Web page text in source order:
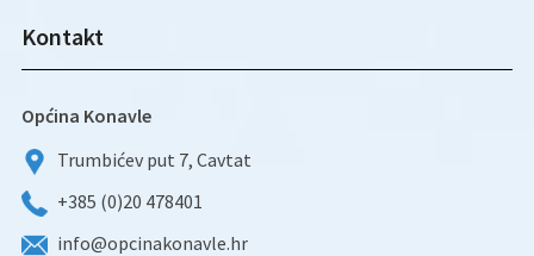
Kontakt
Općina Konavle
Trumbićev put 7, Cavtat
+385 (0)20 478401
info@opcinakonavle.hr